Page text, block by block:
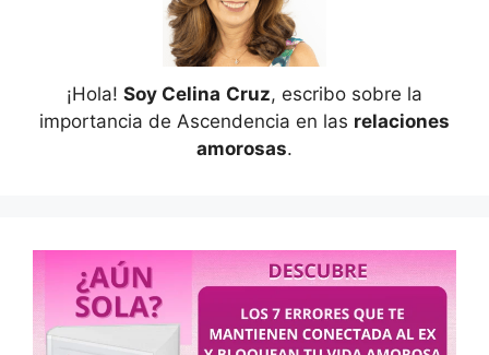
¡Hola! Soy Celina Cruz, escribo sobre la
importancia de Ascendencia en las relaciones
amorosas.